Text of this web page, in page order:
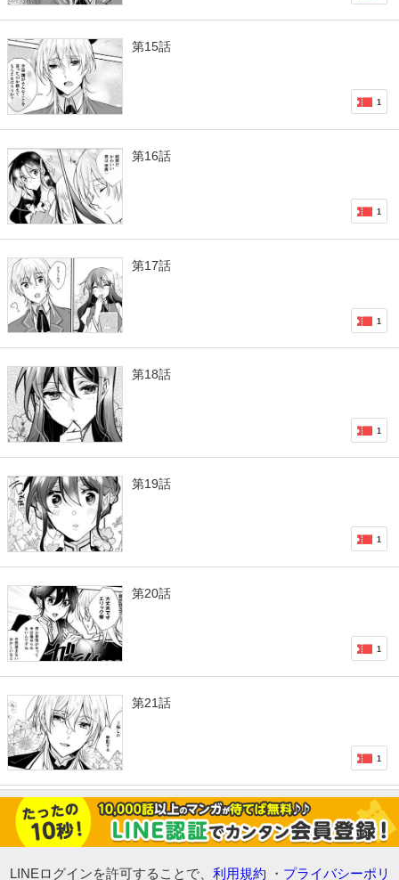
第15話
1
第16話
1
第17話
1
第18話
1
第19話
1
第20話
1
第21話
1
LINEログインを許可することで、 利用規約 ・ プライバシーポリ